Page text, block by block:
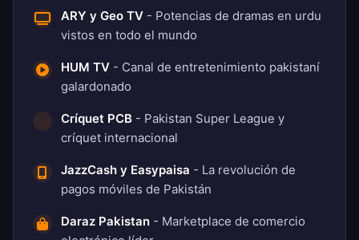
ARY y Geo TV - Potencias de dramas en urdu
vistos en todo el mundo
HUM TV - Canal de entretenimiento pakistaní
galardonado
Críquet PCB - Pakistan Super League y
críquet internacional
JazzCash y Easypaisa - La revolución de
pagos móviles de Pakistán
Daraz Pakistan - Marketplace de comercio